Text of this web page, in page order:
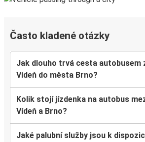
Často kladené otázky
Jak dlouho trvá cesta autobusem
Vídeň do města Brno?
Kolik stojí jízdenka na autobus
Vídeň a Brno?
Jaké palubní služby jsou k